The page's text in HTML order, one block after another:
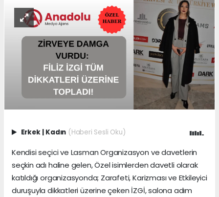
Erkek | Kadın (Haberi Sesli Oku)
Kendisi seçici ve Lasman Organizasyon ve davetlerin
seçkin adı haline gelen, Özel isimlerden davetli olarak
katıldığı organizasyonda; Zarafeti, Karizması ve Etkileyici
duruşuyla dikkatleri üzerine çeken İZGİ, salona adım